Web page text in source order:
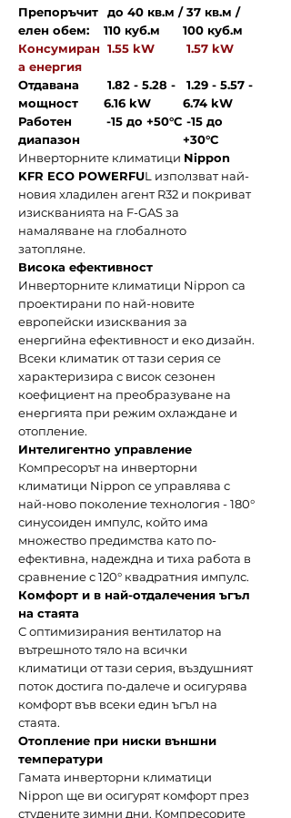
Препоръчит
елен обем:
до 40 кв.м /
110 куб.м
37 кв.м /
100 куб.м
Консумиран
а енергия
1.55 kW 1.57 kW
Отдавана
мощност
1.82 - 5.28 -
6.16 kW
1.29 - 5.57 -
6.74 kW
Работен
диапазон
-15 до +50°C -15 до
+30°C
Инверторните климатици Nippon
KFR ECO POWERFUL използват най-
новия хладилен агент R32 и покриват
изискванията на F-GAS за
намаляване на глобалното
затопляне.
Висока ефективност
Инверторните климатици Nippon са
проектирани по най-новите
европейски изисквания за
енергийна ефективност и еко дизайн.
Всеки климатик от тази серия се
характеризира с висок сезонен
коефициент на преобразуване на
енергията при режим охлаждане и
отопление.
Интелигентно управление
Компресорът на инверторни
климатици Nippon се управлява с
най-ново поколение технология - 180°
синусоиден импулс, който има
множество предимства като по-
ефективна, надеждна и тиха работа в
сравнение с 120° квадратния импулс.
Комфорт и в най-отдалечения ъгъл
на стаята
С оптимизирания вентилатор на
вътрешното тяло на всички
климатици от тази серия, въздушният
поток достига по-далече и осигурява
комфорт във всеки един ъгъл на
стаята.
Отопление при ниски външни
температури
Гамата инверторни климатици
Nippon ще ви осигурят комфорт през
студените зимни дни. Компресорите